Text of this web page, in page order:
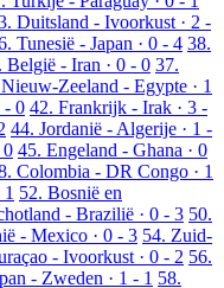
Duitsland - Ivoorkust · 2 -
Tunesië - Japan · 0 - 4 38.
België - Iran · 0 - 0 37.
Zeeland - Egypte · 1
- 0 42. Frankrijk - Irak · 3 -
44. Jordanië - Algerije · 1 -
0 45. Engeland - Ghana · 0
Colombia - DR Congo · 1
52. Bosnië en
- Brazilië · 0 - 3 50.
- Mexico · 0 - 3 54. Zuid-
- Ivoorkust · 0 - 2 56.
- Zweden · 1 - 1 58.